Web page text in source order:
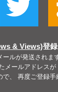
& Views)登録
ルが発送されま
メールアドレスが
、 再度ご登録手